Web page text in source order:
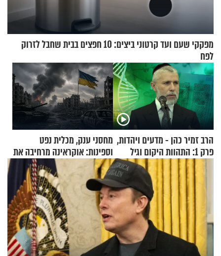
מפקקי שעם ועד קרטוני ביצים: 10 חפצים בבית שחבל לזרוק
לפח
הרב זמיר כהן - מדעים ויהדות,
פרק 1: התהוות היקום וגיל
העולם
מחסני ענק, מכלית נפט
וספינות: אוקראינה מרחיבה את
התקיפות בעומק רוסיה